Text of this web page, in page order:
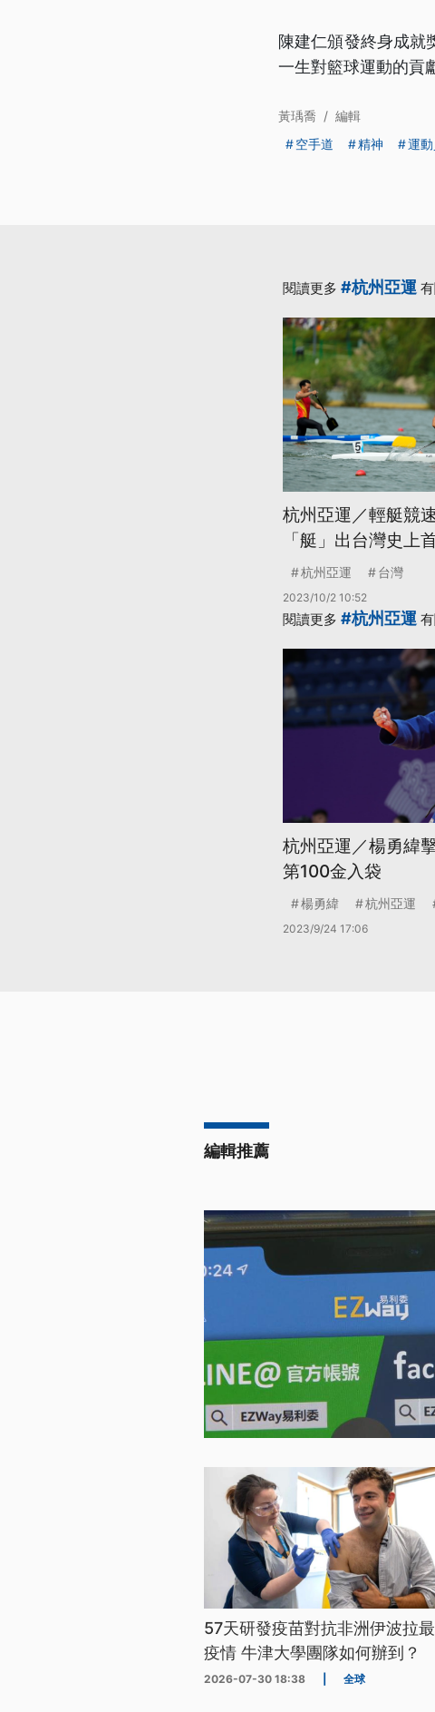
陳建仁頒發終身成就
一生對籃球運動的貢
黃瑀喬 / 編輯
空手道
精神 運動
閱讀更多 #杭州亞運
杭州亞運／輕艇競
「艇」出台灣史上
杭州亞運 台灣
2023/10/2 10:52
閱讀更多 #杭州亞運
杭州亞運／楊勇緯
第100金入袋
楊勇緯 杭州亞運
2023/9/24 17:06
編輯推薦
57天研發疫苗對抗非洲伊波拉
疫情 牛津大學團隊如何辦到？
2026-07-30 18:38 全球